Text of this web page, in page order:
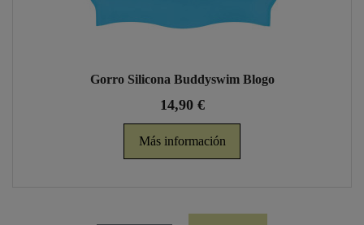
Gorro Silicona Buddyswim Blogo
14,90 €
Más información